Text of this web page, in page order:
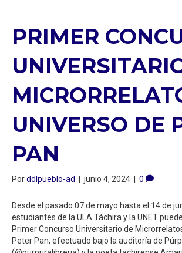
PRIMER
UNIVERSO DE
PAN
Porddlpueblo-ad | junio 4, 2024 | 0
Desde el pasado 07 de mayo hasta el 14 de
estudiantes de la ULA Táchira y la UNET
Primer Concurso Universitario de
Peter Pan, efectuado bajo la auditoría de